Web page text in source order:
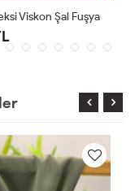
Viskon Şal Fuşya